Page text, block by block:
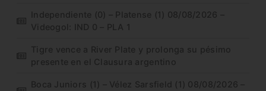
Independiente (0) – Platense (1) 08/08/2026 –
Videogol: IND 0 – PLA 1
Tigre vence a River Plate y prolonga su pésimo
presente en el Clausura argentino
Boca Juniors (1) – Vélez Sarsfield (1) 08/08/2026 –